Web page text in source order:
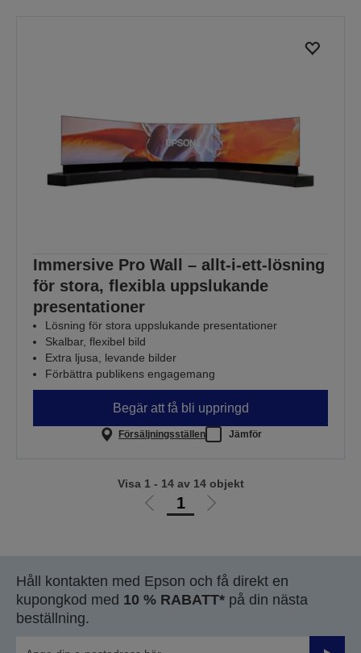
Immersive Pro Wall – allt-i-ett-lösning
för stora, flexibla uppslukande
presentationer
Lösning för stora uppslukande presentationer
Skalbar, flexibel bild
Extra ljusa, levande bilder
Förbättra publikens engagemang
Begär att få bli uppringd
Försäljningsställen Jämför
Gå
1
Gå
Visa 1 - 14 av 14 objekt
Håll kontakten med Epson och få direkt en
kupongkod med 10 % RABATT* på din nästa
beställning.